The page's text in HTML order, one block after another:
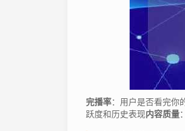
完播率：用户是否看完你
跃度和历史表现内容质量